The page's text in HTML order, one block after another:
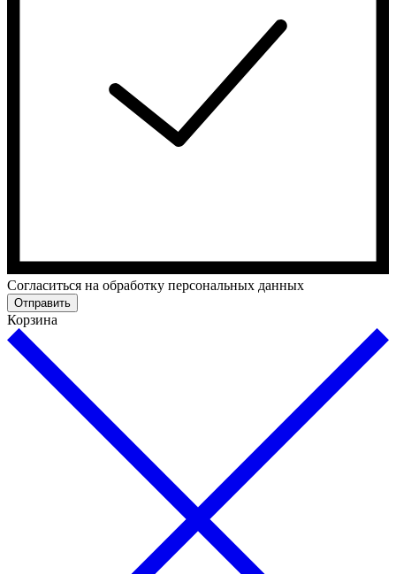
Cогласиться на обработку персональных данных
Отправить
Корзина